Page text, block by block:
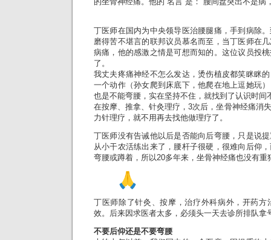
丁医师在国内为中央领导医治腰腿痛，手到病除
磨得苦不堪言的联邦议员慕名而至，当丁医师在
病痛，他的感激之情是可想而知的。这位议员投
了。
我丈夫疼痛神经不怎么发达，烫伤植皮都笑眯眯
一个动作（孙女爬到床底下，他爬在地上逗她玩
也是不能弯腰，实在坚持不住，就找到了认识时间
在按摩、推拿、针灸理疗，3次后，坐骨神经痛消
力针理疗，就不用再去找他做理疗了。
丁医师没有告诫他以后是否能向后弯腰，只是说
从小干农活练出来了，腰杆子很硬，很难向后仰
弯腰或蹲着，所以20多年来，坐骨神经痛也没有重
丁医师除了针灸、按摩，治疗外科病外，开药方
效。后来因求医者太多，必须头一天去诊所排队
不要后仰还是不要弯腰